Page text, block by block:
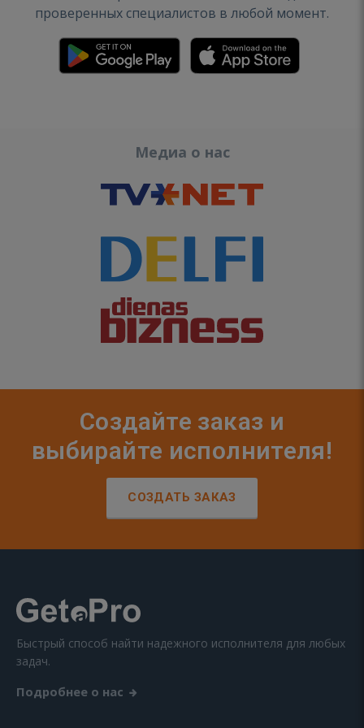
проверенных специалистов в любой момент.
Медиа о нас
Создайте заказ и
выбирайте исполнителя!
СОЗДАТЬ ЗАКАЗ
Быстрый способ найти надежного исполнителя для любых
задач.
Подробнее о нас